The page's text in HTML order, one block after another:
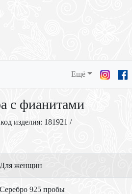
Ещё
с фианитами
изделия: 181921 /
Для женщин
Серебро 925 пробы